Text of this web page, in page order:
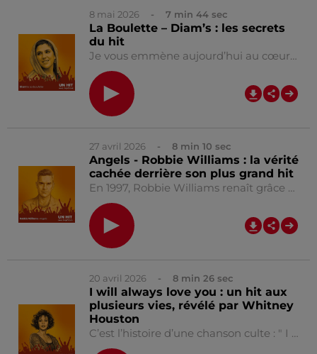
8 mai 2026 - 7 min 44 sec
La Boulette – Diam’s : les secrets
du hit
Je vous emmène aujourd’hui au cœur de l’histoire de “ La Boulette ”, le titre culte de Diam’s qui a marqué toute une génération. Dans cet épisode, je vous raconte comment cette chanson est née en studio, les messages cachés dans ses paroles et pourquoi tout le monde a cru qu’elle racontait les émeutes de 2005. Un titre qui résonne encore aujourd’hui, plus de 20 ans après sa sortie. Bonne écoute !! Julien
27 avril 2026 - 8 min 10 sec
Angels - Robbie Williams : la vérité
cachée derrière son plus grand hit
En 1997, Robbie Williams renaît grâce à une chanson née d’une rencontre improbable dans un pub irlandais. Entre désespoir, inspiration et renaissance, “ Angels ” va bouleverser sa carrière… et des millions de vies. Bonne écoute !! 🎵 Autres podcasts recommandés : ⭐ Mon job de rêve 🎙 Fin de semaine ⭐ Réussite
20 avril 2026 - 8 min 26 sec
I will always love you : un hit aux
plusieurs vies, révélé par Whitney
Houston
C’est l’histoire d’une chanson culte : " I will always love you". Un titre qui a vécu plusieurs vies, bien avant Whitney Houston. Dans ce nouvel épisode de " Un Hit, une Histoire", je vous raconte l’incroyable destin de l’un des plus grands hits de tous les temps. Bonne écoute !! Julien 🎵 Autres podcasts recommandés : ⭐ Mon job de rêve 🎙 Fin de semaine ⭐ Réussite 🔑 All Access